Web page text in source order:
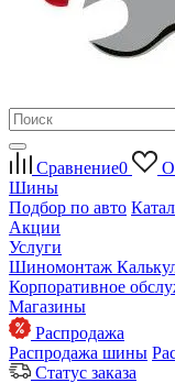
Сравнение0
Шины
Подбор по авто
Акции
Услуги
Шиномонтаж
Корпоративное
Магазины
Распродажа
Распродажа шины
Статус заказа